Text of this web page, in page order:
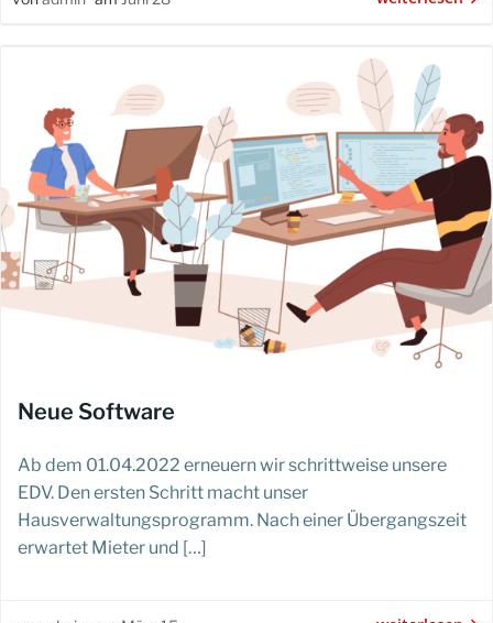
Neue Software
Ab dem 01.04.2022 erneuern wir schrittweise unsere
EDV. Den ersten Schritt macht unser
Hausverwaltungsprogramm. Nach einer Übergangszeit
erwartet Mieter und […]